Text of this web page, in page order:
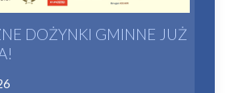
DOŻYNKI GMINNE JUŻ